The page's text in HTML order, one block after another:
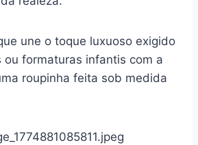
une o toque luxuoso exigido
ou formaturas infantis com a
roupinha feita sob medida